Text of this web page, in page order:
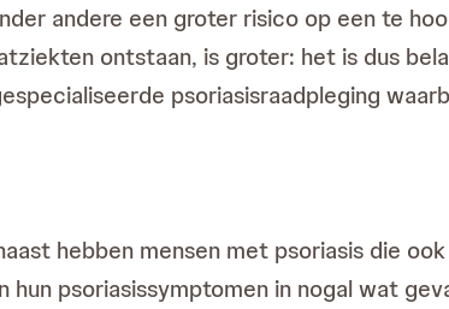
andere een groter risico op een te
ontstaan, is groter: het is dus
psoriasisraadpleging
hebben mensen met psoriasis die
psoriasissymptomen in nogal wat